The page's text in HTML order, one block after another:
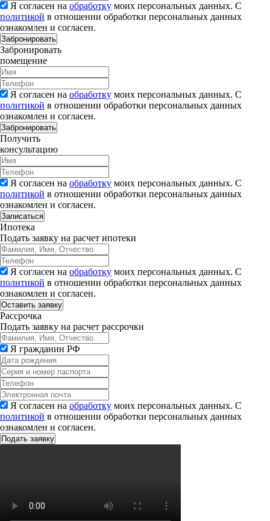
Я согласен на обработку моих персональных данных. С
политикой в отношении обработки персональных данных
ознакомлен и согласен.
Забронировать
Забронировать
помещение
Я согласен на обработку моих персональных данных. С
политикой в отношении обработки персональных данных
ознакомлен и согласен.
Забронировать
Получить
консультацию
Я согласен на обработку моих персональных данных. С
политикой в отношении обработки персональных данных
ознакомлен и согласен.
Записаться
Ипотека
Подать заявку на расчет ипотеки
Я согласен на обработку моих персональных данных. С
политикой в отношении обработки персональных данных
ознакомлен и согласен.
Рассрочка
Подать заявку на расчет рассрочки
Я гражданин РФ
Я согласен на обработку моих персональных данных. С
политикой в отношении обработки персональных данных
ознакомлен и согласен.